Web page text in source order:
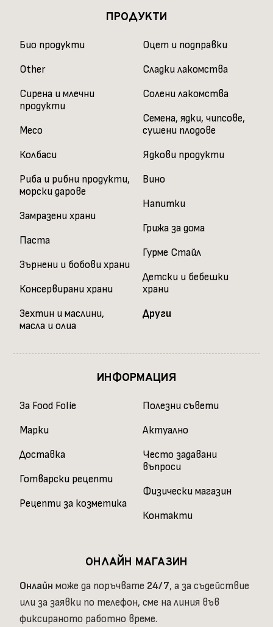
ПРОДУКТИ
Био продукти
Other
Сирена и млечни
продукти
Месо
Колбаси
Риба и рибни продукти,
морски дарове
Замразени храни
Паста
Зърнени и бобови храни
Консервирани храни
Зехтин и маслини,
масла и олиа
Оцет и подправки
Сладки лакомства
Солени лакомства
Семена, ядки, чипсове,
сушени плодове
Ядкови продукти
Вино
Напитки
Грижа за дома
Гурме Стайл
Детски и бебешки
храни
Други
ИНФОРМАЦИЯ
За Food Folie
Марки
Доставка
Готварски рецепти
Рецепти за козметика
Полезни съвети
Актуално
Често задавани
въпроси
Физически магазин
Контакти
ОНЛАЙН МАГАЗИН
Онлайн може да поръчвате 24/7, а за съдействие
или за заявки по телефон, сме на линия във
фиксираното работно време.